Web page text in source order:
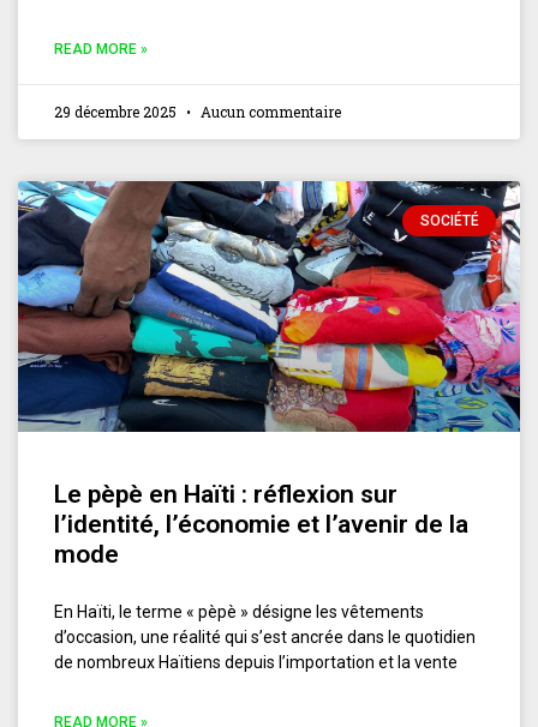
READ MORE »
29 décembre 2025 Aucun commentaire
SOCIÉTÉ
Le pèpè en Haïti : réflexion sur
l’identité, l’économie et l’avenir de la
mode
En Haïti, le terme « pèpè » désigne les vêtements
d’occasion, une réalité qui s’est ancrée dans le quotidien
de nombreux Haïtiens depuis l’importation et la vente
READ MORE »